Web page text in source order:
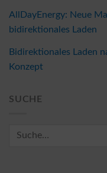
AllDayEnergy: Neue
bidirektionales Laden
Bidirektionales Laden
Konzept
SUCHE